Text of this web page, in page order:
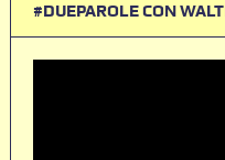
#DUEPAROLE CON